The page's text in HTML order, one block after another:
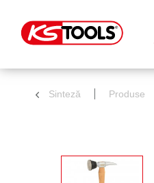
Sinteză Produse